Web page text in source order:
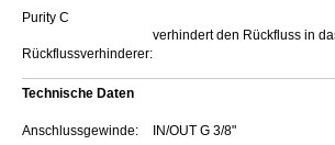
Purity C
Rückflussverhinderer:
verhindert den Rückfluss in
Technische Daten
Anschlussgewinde: IN/OUT G 3/8"